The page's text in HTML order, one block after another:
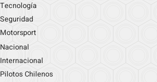
Tecnología
Seguridad
Motorsport
Nacional
Internacional
Pilotos Chilenos